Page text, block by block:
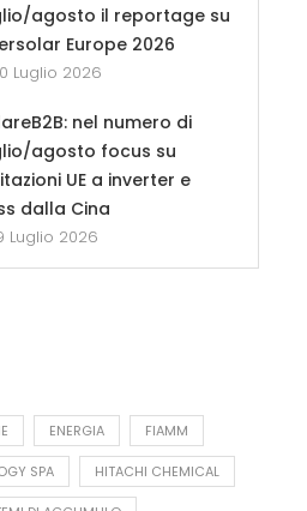
agosto il reportage su
Europe 2026
Luglio 2026
nel numero di
agosto focus su
UE a inverter e
dalla Cina
Luglio 2026
ENERGIA FIAMM
SPA HITACHI CHEMICAL